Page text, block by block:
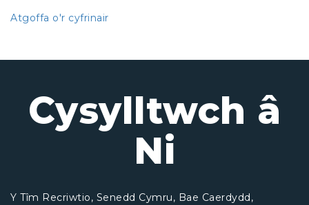
Atgoffa o'r cyfrinair
Cysylltwch â
Ni
Y Tîm Recriwtio, Senedd Cymru, Bae Caerdydd,